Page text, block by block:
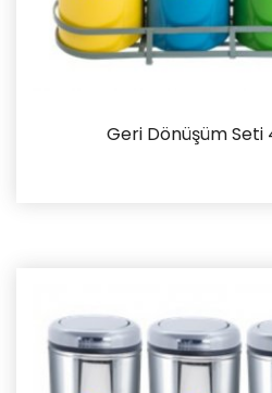
Geri Dönüşüm Seti